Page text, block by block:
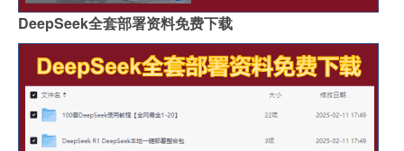
DeepSeek全套部署资料免费下载